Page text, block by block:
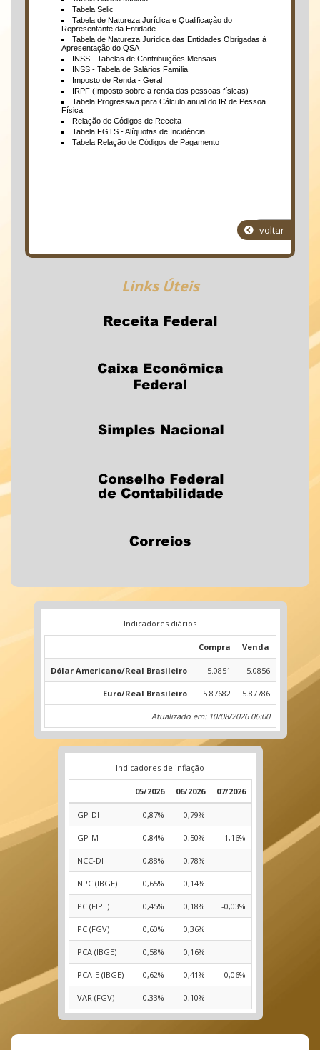
Tabela Selic
Tabela de Natureza Jurídica e Qualificação do
Representante da Entidade
Tabela de Natureza Jurídica das Entidades Obrigadas à
Apresentação do QSA
INSS - Tabelas de Contribuições Mensais
INSS - Tabela de Salários Família
Imposto de Renda - Geral
IRPF (Imposto sobre a renda das pessoas físicas)
Tabela Progressiva para Cálculo anual do IR de Pessoa
Física
Relação de Códigos de Receita
Tabela FGTS - Alíquotas de Incidência
Tabela Relação de Códigos de Pagamento
Voltar
voltar
LinksÚteis
Indicadores diários
Compra Venda
Dólar Americano/Real Brasileiro 5.0851 5.0856
Euro/Real Brasileiro 5.87682 5.87786
Atualizado em: 10/08/2026 06:00
Indicadores de inflação
05/2026 06/2026 07/2026
IGP-DI 0,87% -0,79%
IGP-M 0,84% -0,50% -1,16%
INCC-DI 0,88% 0,78%
INPC (IBGE) 0,65% 0,14%
IPC (FIPE) 0,45% 0,18% -0,03%
IPC (FGV) 0,60% 0,36%
IPCA (IBGE) 0,58% 0,16%
IPCA-E (IBGE) 0,62% 0,41% 0,06%
IVAR (FGV) 0,33% 0,10%